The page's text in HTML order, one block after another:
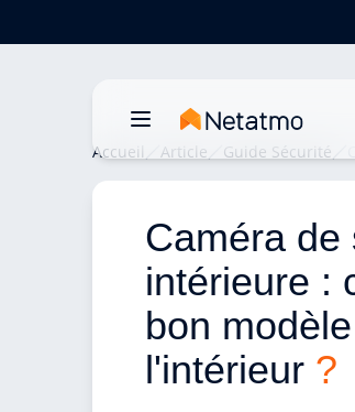
Accueil Article Guide Sécurité
Caméra de
intérieure :
bon
l'intérieur ?